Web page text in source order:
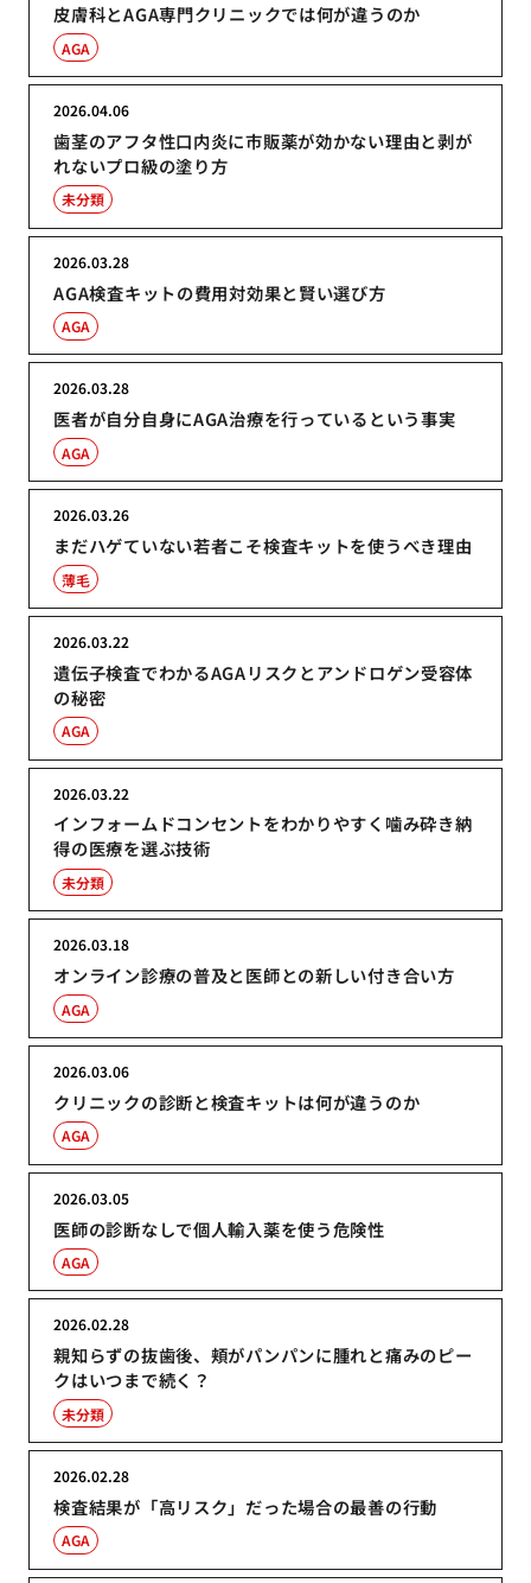
皮膚科とAGA専門クリニックでは何が違うのか
AGA
歯茎のアフタ性口内炎に市販薬が効かない理由と剥が
れないプロ級の塗り方
2026.04.06
未分類
AGA検査キットの費用対効果と賢い選び方
2026.03.28
AGA
医者が自分自身にAGA治療を行っているという事実
2026.03.28
AGA
まだハゲていない若者こそ検査キットを使うべき理由
2026.03.26
薄毛
遺伝子検査でわかるAGAリスクとアンドロゲン受容体
の秘密
2026.03.22
AGA
インフォームドコンセントをわかりやすく噛み砕き納
得の医療を選ぶ技術
2026.03.22
未分類
オンライン診療の普及と医師との新しい付き合い方
2026.03.18
AGA
クリニックの診断と検査キットは何が違うのか
2026.03.06
AGA
医師の診断なしで個人輸入薬を使う危険性
2026.03.05
AGA
親知らずの抜歯後、頬がパンパンに腫れと痛みのピー
クはいつまで続く？
2026.02.28
未分類
検査結果が「高リスク」だった場合の最善の行動
2026.02.28
AGA